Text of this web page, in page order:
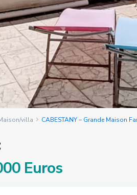
villa CABESTANY – Grande Maison
Euros